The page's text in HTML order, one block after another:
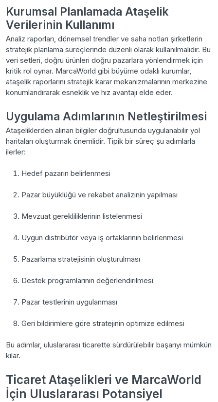
Kurumsal Planlamada Ataşelik
Verilerinin Kullanımı
Analiz raporları, dönemsel trendler ve saha notları şirketlerin
stratejik planlama süreçlerinde düzenli olarak kullanılmalıdır. Bu
veri setleri, doğru ürünleri doğru pazarlara yönlendirmek için
kritik rol oynar. MarcaWorld gibi büyüme odaklı kurumlar,
ataşelik raporlarını stratejik karar mekanizmalarının merkezine
konumlandırarak esneklik ve hız avantajı elde eder.
Uygulama Adımlarının Netleştirilmesi
Ataşeliklerden alınan bilgiler doğrultusunda uygulanabilir yol
haritaları oluşturmak önemlidir. Tipik bir süreç şu adımlarla
ilerler:
Hedef pazarın belirlenmesi
Pazar büyüklüğü ve rekabet analizinin yapılması
Mevzuat gerekliliklerinin listelenmesi
Uygun distribütör veya iş ortaklarının belirlenmesi
Pazarlama stratejisinin oluşturulması
Destek programlarının değerlendirilmesi
Pazar testlerinin uygulanması
Geri bildirimlere göre stratejinin optimize edilmesi
Bu adımlar, uluslararası ticarette sürdürülebilir başarıyı mümkün
kılar.
Ticaret Ataşelikleri ve MarcaWorld
İçin Uluslararası Potansiyel